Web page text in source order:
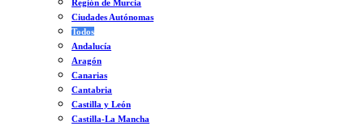
Región de Murcia
Ciudades Autónomas
Todos
Andalucía
Aragón
Canarias
Cantabria
Castilla y León
Castilla-La Mancha